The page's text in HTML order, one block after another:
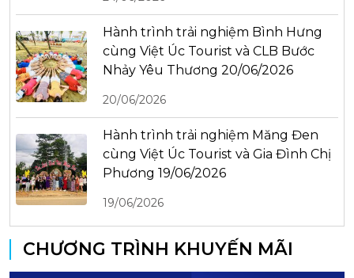
Hành trình trải nghiệm Bình Hưng
cùng Việt Úc Tourist và CLB Bước
Nhảy Yêu Thương 20/06/2026
20/06/2026
Hành trình trải nghiệm Măng Đen
cùng Việt Úc Tourist và Gia Đình Chị
Phương 19/06/2026
19/06/2026
CHƯƠNG TRÌNH KHUYẾN MÃI